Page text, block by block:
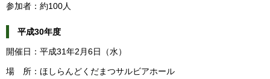
参加者：約100人
平成30年度
開催日：平成31年2月6日（水）
場 所：ほしらんどくだまつサルビアホール